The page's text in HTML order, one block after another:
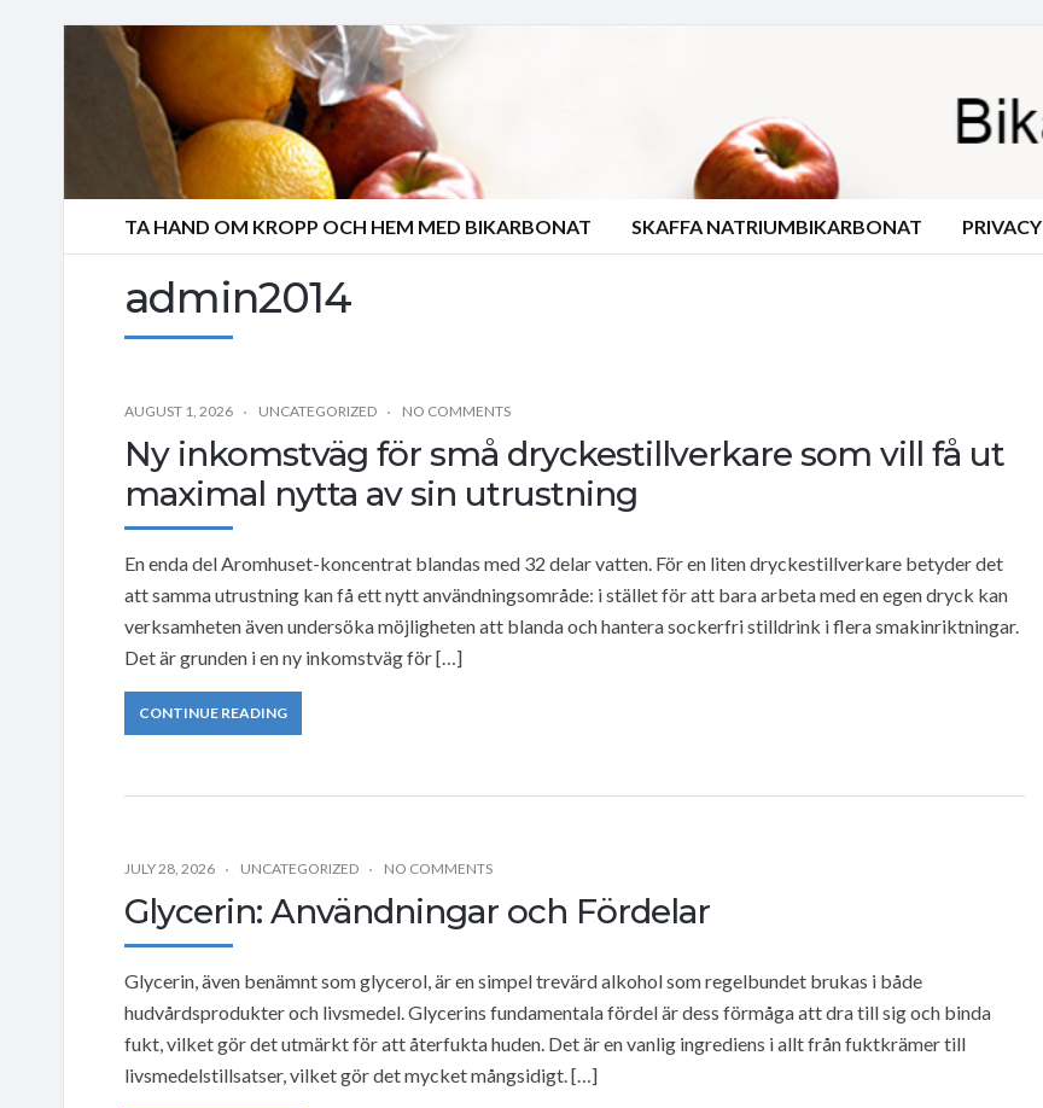
TA HAND OM KROPP OCH HEM MED BIKARBONAT SKAFFA NATRIUMBIKARBONAT PRIVACY
admin2014
AUGUST 1, 2026 UNCATEGORIZED NO COMMENTS
Ny inkomstväg för små dryckestillverkare som vill få ut
maximal nytta av sin utrustning
En enda del Aromhuset-koncentrat blandas med 32 delar vatten. För en liten dryckestillverkare betyder det
att samma utrustning kan få ett nytt användningsområde: i stället för att bara arbeta med en egen dryck kan
verksamheten även undersöka möjligheten att blanda och hantera sockerfri stilldrink i flera smakinriktningar.
Det är grunden i en ny inkomstväg för […]
CONTINUE READING
JULY 28, 2026 UNCATEGORIZED NO COMMENTS
Glycerin: Användningar och Fördelar
Glycerin, även benämnt som glycerol, är en simpel trevärd alkohol som regelbundet brukas i både
hudvårdsprodukter och livsmedel. Glycerins fundamentala fördel är dess förmåga att dra till sig och binda
fukt, vilket gör det utmärkt för att återfukta huden. Det är en vanlig ingrediens i allt från fuktkrämer till
livsmedelstillsatser, vilket gör det mycket mångsidigt. […]